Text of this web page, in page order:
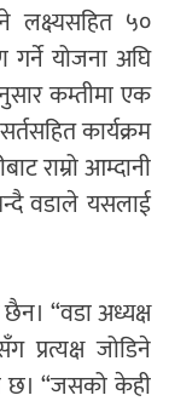
लक्ष्यसहित ५०
गर्ने योजना अघि
कम्तीमा एक
कार्यक्रम
राम्रो आम्दानी
वडाले यसलाई
छैन। “वडा अध्यक्ष
प्रत्यक्ष जोडिने
छ। “जसको केही